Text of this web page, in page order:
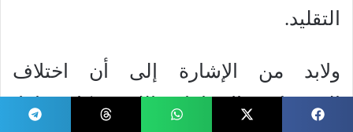
التقليد.
ولابد من الإشارة إلى أن اختلاف
التصورات والاتجاهات اللغوية كان عاملا